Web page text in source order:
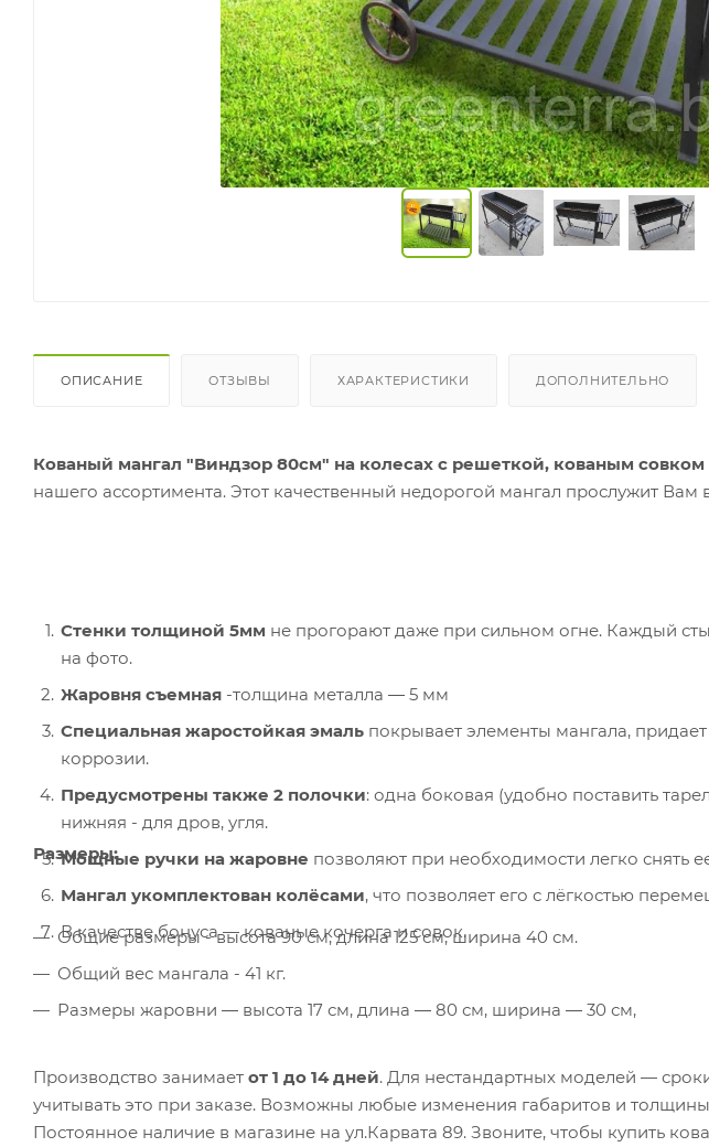
ОПИСАНИЕ ОТЗЫВЫ ХАРАКТЕРИСТИКИ ДОПОЛНИТЕЛЬНО
Кованый мангал "Виндзор 80см" на колесах с решеткой, кованым совком
нашего ассортимента. Этот качественный недорогой мангал прослужит
Стенки толщиной 5мм не прогорают даже при сильном огне. Каждый
на фото.
Жаровня съемная -толщина металла ― 5 мм
Специальная жаростойкая эмаль покрывает элементы мангала,
коррозии.
Предусмотрены также 2 полочки: одна боковая (удобно поставить
нижняя - для дров, угля.
Мощные ручки на жаровне позволяют при необходимости легко снять
Мангал укомплектован колёсами, что позволяет его с лёгкостью
В качестве бонуса — кованые кочерга и совок.
Размеры:
Общие размеры - высота 90 см, длина 125 см, ширина 40 см.
Общий вес мангала - 41 кг.
Размеры жаровни ― высота 17 см, длина ― 80 см, ширина ― 30 см,
Производство занимает от 1 до 14 дней. Для нестандартных моделей —
учитывать это при заказе. Возможны любые изменения габаритов и
Постоянное наличие в магазине на ул.Карвата 89. Звоните, чтобы купить